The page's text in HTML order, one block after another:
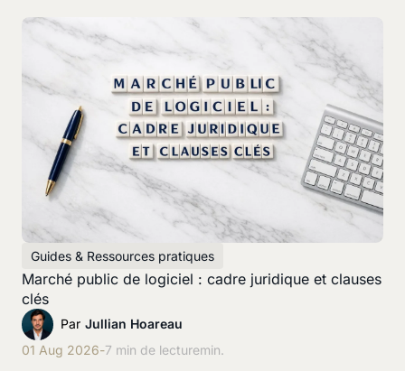
Guides & Ressources pratiques
Marché public de logiciel : cadre juridique et clauses
clés
Par Jullian Hoareau
01 Aug 2026-7 min de lecturemin.